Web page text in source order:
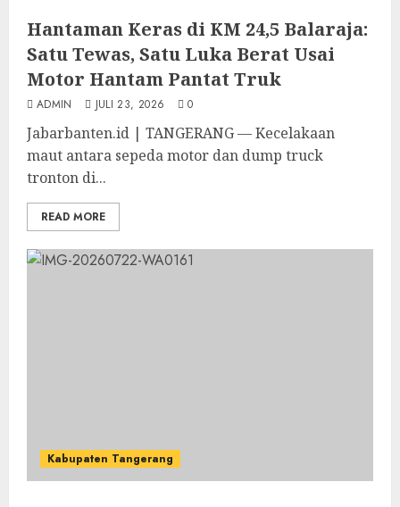
Hantaman Keras di KM 24,5 Balaraja:
Satu Tewas, Satu Luka Berat Usai
Motor Hantam Pantat Truk
ADMIN JULI 23, 2026 0
Jabarbanten.id | TANGERANG — Kecelakaan
maut antara sepeda motor dan dump truck
tronton di...
READ MORE
Kabupaten Tangerang